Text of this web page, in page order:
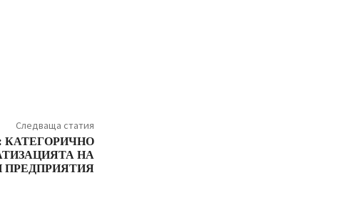
Следваща статия
КАТЕГОРИЧНО
НА
ПРЕДПРИЯТИЯ